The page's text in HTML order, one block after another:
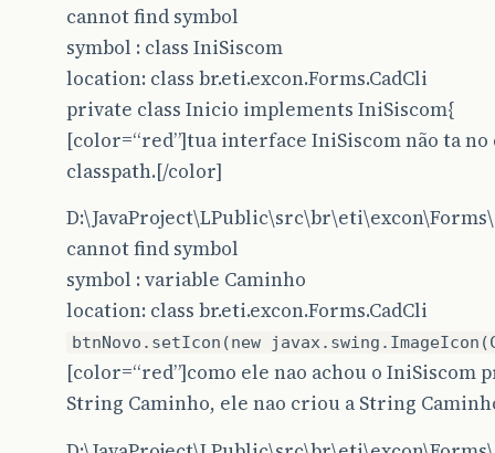
cannot find symbol
symbol : class IniSiscom
location: class br.eti.excon.Forms.CadCli
private class Inicio implements IniSiscom{
[color=“red”]tua interface IniSiscom não ta no
classpath.[/color]
cannot find symbol
symbol : variable Caminho
location: class br.eti.excon.Forms.CadCli
btnNovo.setIcon(new
[color=“red”]como ele nao achou o IniSiscom
String Caminho, ele nao criou a String